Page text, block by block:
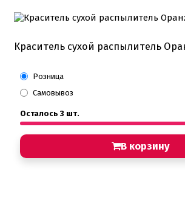
Краситель сухой распылитель
Розница
Самовывоз
Осталось 3 шт.
В корзину